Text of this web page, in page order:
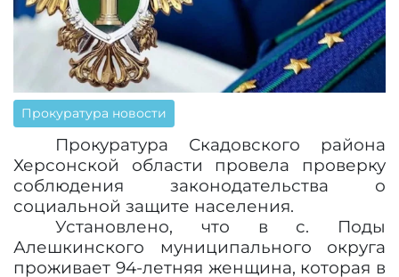
Прокуратура новости
Прокуратура Скадовского района
Херсонской области провела проверку
соблюдения законодательства о
социальной защите населения.
Установлено, что в с. Поды
Алешкинского муниципального округа
проживает 94-летняя женщина, которая в